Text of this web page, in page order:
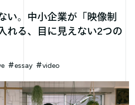
い。中小企業が「映像制
れる、目に見えない2つの
essay video